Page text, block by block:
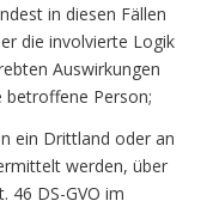
in diesen Fällen
die involvierte Logik
Auswirkungen
betroffene Person;
ein Drittland oder an
werden, über
46 DS-GVO im